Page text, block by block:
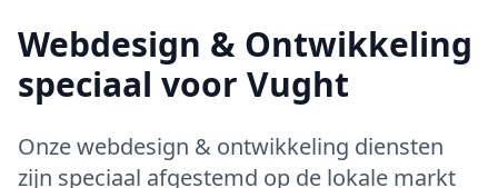
Webdesign & Ontwikkeling
speciaal voor Vught
Onzewebdesign & ontwikkeling diensten
zijn speciaal afgestemd op de lokale markt